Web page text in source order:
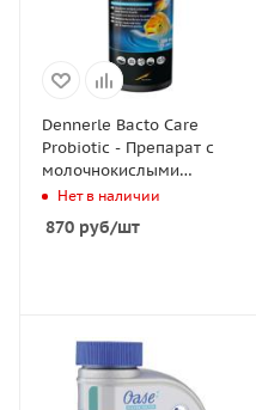
Dennerle Bacto Care
Probiotic - Препарат с
молочнокислыми
бактериями для чистой
Нет в наличии
870 руб/шт